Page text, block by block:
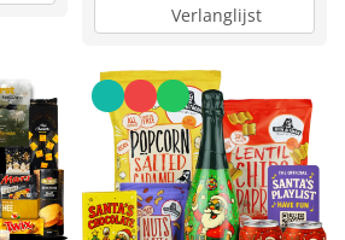
Verlanglijst